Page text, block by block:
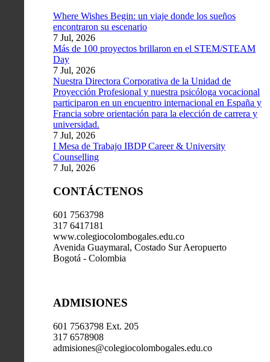
Where Wishes Begin: un viaje donde los sueños
encontraron su escenario
7 Jul, 2026
Más de 100 proyectos brillaron en el STEM/STEAM
Day
7 Jul, 2026
Nuestra Directora Corporativa de la Unidad de
Proyección Profesional y nuestra psicóloga vocacional
participaron en un encuentro internacional en España y
Francia sobre orientación para la elección de carrera y
universidad.
7 Jul, 2026
I Mesa de Trabajo IBDP Career & University
Counselling
7 Jul, 2026
CONTÁCTENOS
601 7563798
317 6417181
www.colegiocolombogales.edu.co
Avenida Guaymaral, Costado Sur Aeropuerto
Bogotá - Colombia
ADMISIONES
601 7563798 Ext. 205
317 6578908
admisiones@colegiocolombogales.edu.co